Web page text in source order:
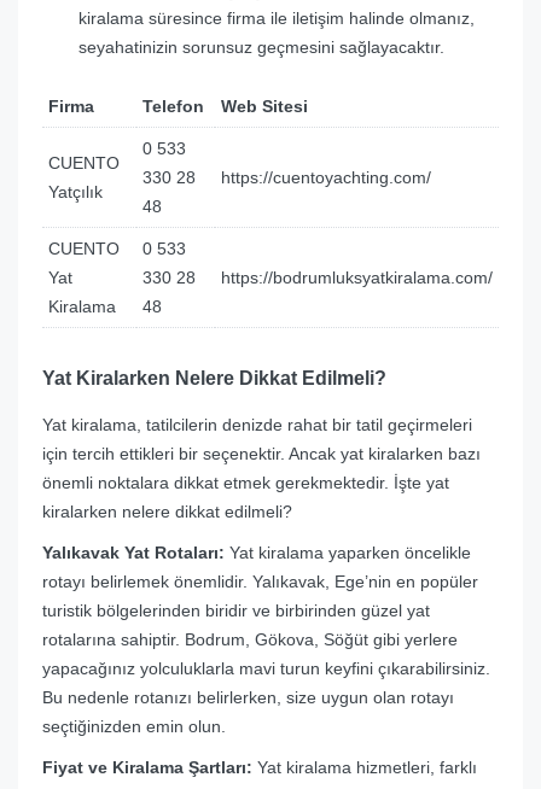
kiralama süresince firma ile iletişim halinde olmanız,
seyahatinizin sorunsuz geçmesini sağlayacaktır.
Firma Telefon Web Sitesi
CUENTO
Yatçılık
0 533
330 28
48
https://cuentoyachting.com/
CUENTO
Yat
Kiralama
0 533
330 28
48
https://bodrumluksyatkiralama.com/
Yat Kiralarken Nelere Dikkat Edilmeli?
Yat kiralama, tatilcilerin denizde rahat bir tatil geçirmeleri
için tercih ettikleri bir seçenektir. Ancak yat kiralarken bazı
önemli noktalara dikkat etmek gerekmektedir. İşte yat
kiralarken nelere dikkat edilmeli?
Yalıkavak Yat Rotaları: Yat kiralama yaparken öncelikle
rotayı belirlemek önemlidir. Yalıkavak, Ege’nin en popüler
turistik bölgelerinden biridir ve birbirinden güzel yat
rotalarına sahiptir. Bodrum, Gökova, Söğüt gibi yerlere
yapacağınız yolculuklarla mavi turun keyfini çıkarabilirsiniz.
Bu nedenle rotanızı belirlerken, size uygun olan rotayı
seçtiğinizden emin olun.
Fiyat ve Kiralama Şartları: Yat kiralama hizmetleri, farklı